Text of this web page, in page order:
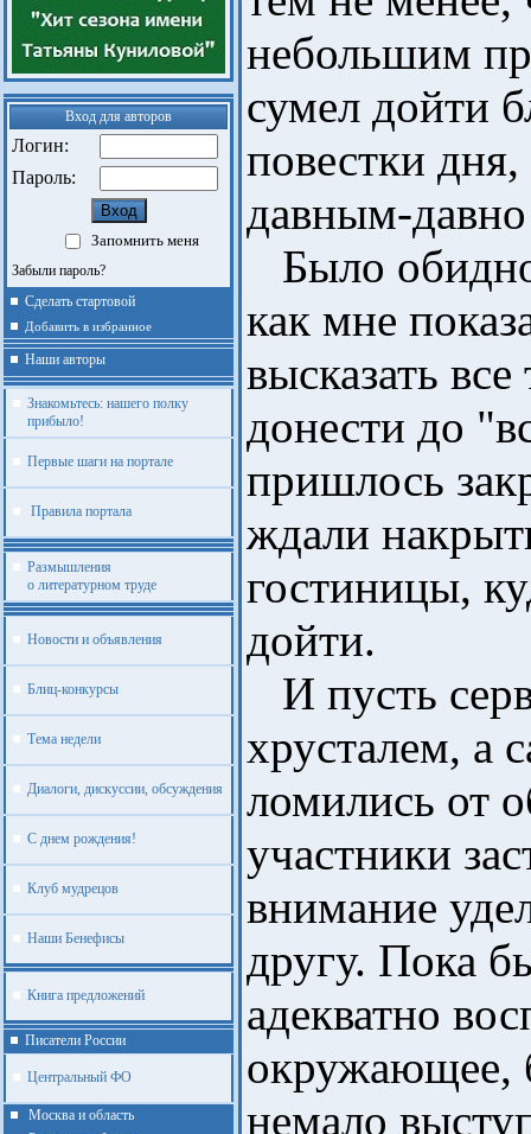
Вход для авторов
Логин:
Пароль:
Запомнить меня
Забыли пароль?
Сделать стартовой
Добавить в избранное
Наши авторы
Знакомьтесь: нашего полку
прибыло!
Первые шаги на портале
Правила портала
Размышления
о литературном труде
Новости и объявления
Блиц-конкурсы
Тема недели
Диалоги, дискуссии, обсуждения
С днем рождения!
Клуб мудрецов
Наши Бенефисы
Книга предложений
Писатели России
Центральный ФО
Москва и область
небольшим
сумел дойти
повестки
давным-
Было
как мне
высказать
донести до
пришлось
ждали
гостиницы,
дойти.
И пусть
хрусталем, а
ломились от
участники
внимание
другу. Пока
адекватно
окружающее,
немало